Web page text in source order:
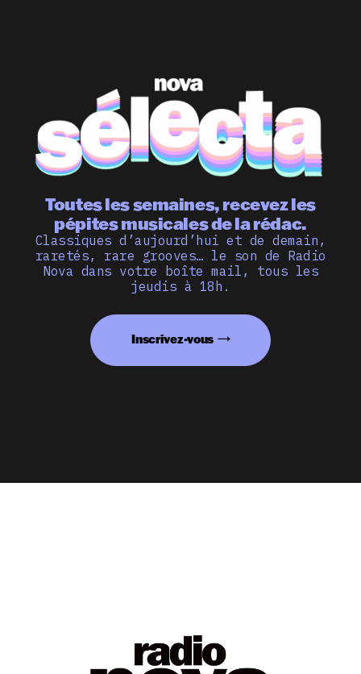
Toutes les semaines, recevez les
pépites musicales de la rédac.
Classiques d’aujourd’hui et de demain,
raretés, rare grooves… le son de Radio
Nova dans votre boîte mail, tous les
jeudis à 18h.
Inscrivez-vous